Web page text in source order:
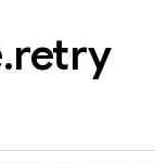
.retry